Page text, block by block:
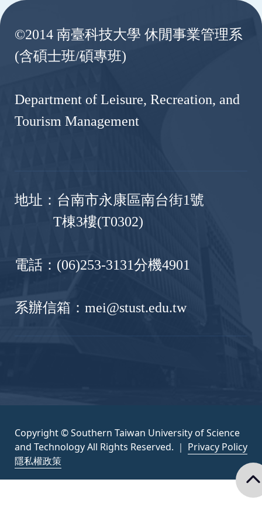
©2014 南臺科技大學 休閒事業管理系
(含碩士班/碩專班)
Department of Leisure, Recreation, and
Tourism Management
地址：台南市永康區南台街1號
T棟3樓(T0302)
電話：(06)253-3131分機4901
系辦信箱：mei@stust.edu.tw
Copyright © Southern Taiwan University of Science
and Technology All Rights Reserved. ｜ Privacy Policy
隱私權政策